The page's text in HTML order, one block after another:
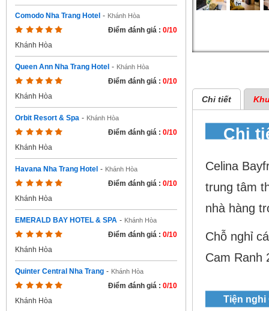
Comodo Nha Trang Hotel - Khánh Hòa
Điểm đánh giá : 0/10
Khánh Hòa
Queen Ann Nha Trang Hotel - Khánh Hòa
Điểm đánh giá : 0/10
Khánh Hòa
Orbit Resort & Spa - Khánh Hòa
Điểm đánh giá : 0/10
Khánh Hòa
Havana Nha Trang Hotel - Khánh Hòa
Điểm đánh giá : 0/10
Khánh Hòa
EMERALD BAY HOTEL & SPA - Khánh Hòa
Điểm đánh giá : 0/10
Khánh Hòa
Quinter Central Nha Trang - Khánh Hòa
Điểm đánh giá : 0/10
Khánh Hòa
Chi tiết
Chi
Celina
trung tâm
nhà hàng
Chỗ nghỉ
Cam Ranh
Tiện nghi